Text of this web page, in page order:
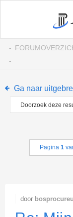
Ga naar
Pagina 1
door